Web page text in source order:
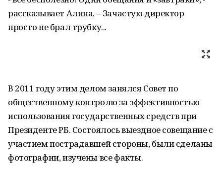
рассказывает Алина. – Зачастую директор
просто не брал трубку...
В 2011 году этим делом занялся Совет по
общественному контролю за эффективностью
использования государственных средств при
Президенте РБ. Состоялось выездное совещание с
участием пострадавшей стороны, были сделаны
фотографии, изучены все факты.